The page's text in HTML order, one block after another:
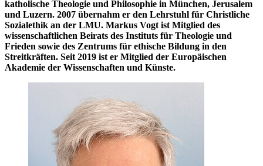
katholische Theologie und Philosophie in München, Jerusalem
und Luzern. 2007 übernahm er den Lehrstuhl für Christliche
Sozialethik an der LMU. Markus Vogt ist Mitglied des
wissenschaftlichen Beirats des Instituts für Theologie und
Frieden sowie des Zentrums für ethische Bildung in den
Streitkräften. Seit 2019 ist er Mitglied der Europäischen
Akademie der Wissenschaften und Künste.